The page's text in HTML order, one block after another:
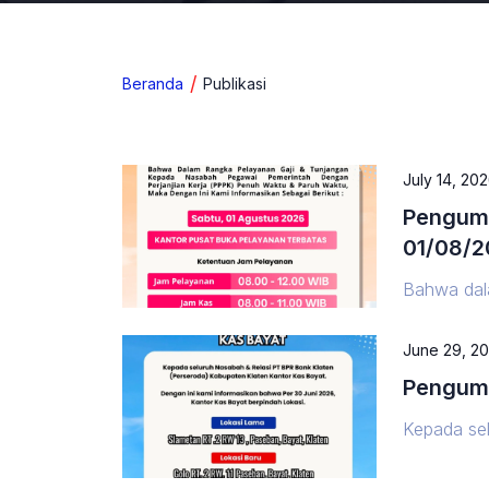
Beranda Publikasi
July 14,
01/08/
Bahwa
Waktu,
informasi
June 29,
Kepada